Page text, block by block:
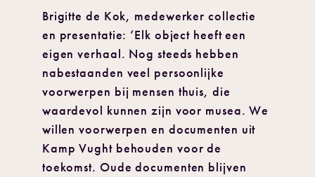
Brigitte de Kok, medewerker collectie
en presentatie: ‘Elk object heeft een
eigen verhaal. Nog steeds hebben
nabestaanden veel persoonlijke
voorwerpen bij mensen thuis, die
waardevol kunnen zijn voor musea. We
willen voorwerpen en documenten uit
Kamp Vught behouden voor de
toekomst. Oude documenten blijven